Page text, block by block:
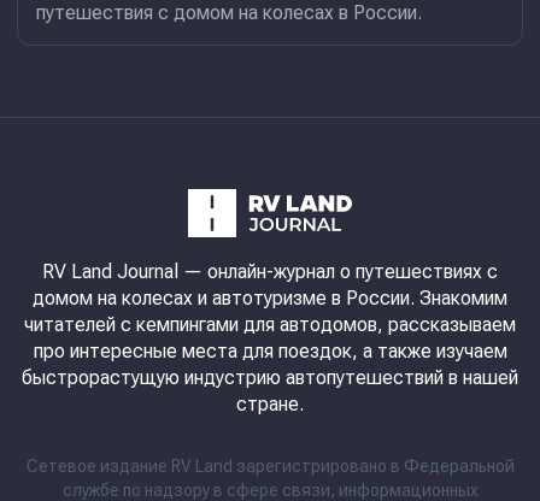
путешествия с домом на колесах в России.
RV Land Journal — онлайн-журнал о путешествиях с
домом на колесах и автотуризме в России. Знакомим
читателей с кемпингами для автодомов, рассказываем
про интересные места для поездок, а также изучаем
быстрорастущую индустрию автопутешествий в нашей
стране.
Сетевое издание RV Land зарегистрировано в Федеральной
службе по надзору в сфере связи, информационных